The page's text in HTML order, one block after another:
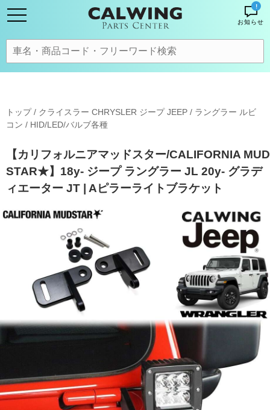
!
お知らせ
トップ/ クライスラー CHRYSLER ジープ JEEP / ラングラー ルビ
コン / HID/LED/バルブ各種
【カリフォルニアマッドスター/CALIFORNIA MUD
STAR★】18y- ジープ ラングラー JL 20y- グラデ
ィエーター JT | Aピラーライトブラケット